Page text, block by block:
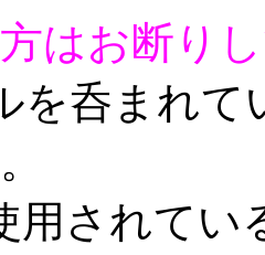
はお断り
を呑まれて
用されてい